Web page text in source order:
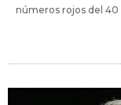
números rojos del 40